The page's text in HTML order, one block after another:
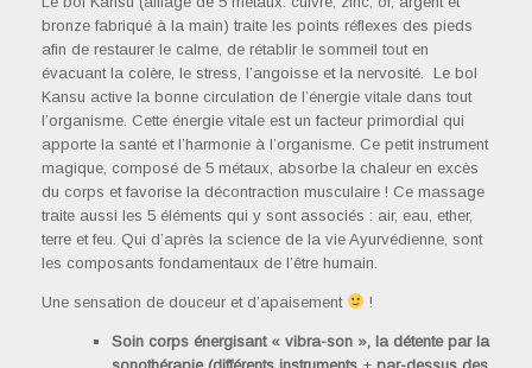
bronze fabriqué à la main) traite les points réflexes des pieds
afin de restaurer le calme, de rétablir le sommeil tout en
évacuant la colère, le stress, l’angoisse et la nervosité. Le bol
Kansu active la bonne circulation de l’énergie vitale dans tout
l’organisme. Cette énergie vitale est un facteur primordial qui
apporte la santé et l’harmonie à l’organisme. Ce petit instrument
magique, composé de 5 métaux, absorbe la chaleur en excès
du corps et favorise la décontraction musculaire ! Ce massage
traite aussi les 5 éléments qui y sont associés : air, eau, ether,
terre et feu. Qui d’après la science de la vie Ayurvédienne, sont
les composants fondamentaux de l’être humain.
Une sensation de douceur et d’apaisement !
Soin corps énergisant « vibra-son », la détente par la